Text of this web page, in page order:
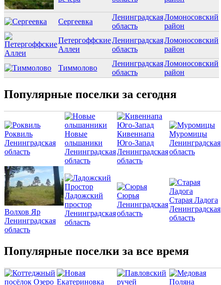
Сергеевка
Ленинградская
область
Ломоносовский
район
Петергоффские
Аллеи
Ленинградская
область
Ломоносовский
район
Тиммолово
Ленинградская
область
Ломоносовский
район
Популярные поселки за сегодня
Роквиль
Ленинградская
область
Новые
ольшаники
Ленинградская
область
Кивеннапа
Юго-Запад
Ленинградская
область
Муромицы
Ленинградская
область
Волхов Яр
Ленинградская
область
Ладожский
простор
Ленинградская
область
Сюрья
Ленинградская
область
Старая Ладога
Ленинградская
область
Популярные поселки за все время